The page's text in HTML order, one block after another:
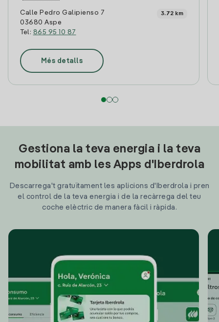
Calle Pedro Galipienso 7
03680 Aspe
Tel: 865 95 10 87
3.72 km
Més detalls
Gestiona la teva energia i la teva
mobilitat amb les Apps d'Iberdrola
Descarrega't gratuïtament les aplicions d'Iberdrola i pren
el control de la teva energia i de la recàrrega del teu
coche elèctric de manera fàcil i ràpida.